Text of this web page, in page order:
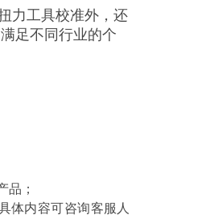
力工具校准外，还
足不同行业的个
品；
体内容可咨询客服人